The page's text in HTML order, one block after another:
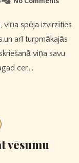
arī turpmākajās
viņa savu
cer,…
vēsumu